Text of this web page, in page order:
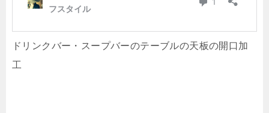
ドリンクバー・スープバーのテーブルの天板の開口加
工